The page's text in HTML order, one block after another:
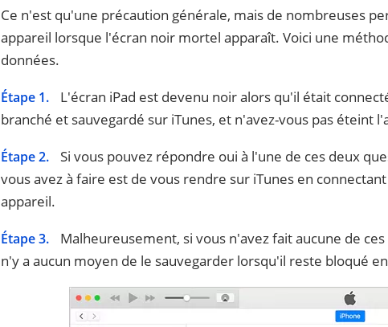
Ce n'est qu'une précaution générale, mais de nombreuses
appareil lorsque l'écran noir mortel apparaît. Voici une
données.
Étape 1.
L'écran iPad est devenu noir alors qu'il était
branché et sauvegardé sur iTunes, et n'avez-vous pas éteint
Étape 2.
Si vous pouvez répondre oui à l'une de ces deux
vous avez à faire est de vous rendre sur iTunes en
appareil.
Étape 3.
Malheureusement, si vous n'avez fait aucune de
n'y a aucun moyen de le sauvegarder lorsqu'il reste bloqué